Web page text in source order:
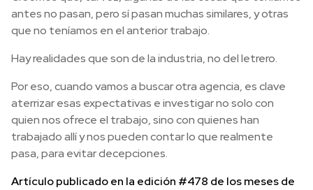
antes no pasan, pero sí pasan muchas similares, y otras
que no teníamos en el anterior trabajo.
Hay realidades que son de la industria, no del letrero.
Por eso, cuando vamos a buscar otra agencia, es clave
aterrizar esas expectativas e investigar no solo con
quien nos ofrece el trabajo, sino con quienes han
trabajado allí y nos pueden contar lo que realmente
pasa, para evitar decepciones.
Artículo publicado en la edición #478 de los meses de